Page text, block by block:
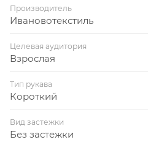
Производитель
Ивановотекстиль
Целевая аудитория
Взрослая
Тип рукава
Короткий
Вид застежки
Без застежки